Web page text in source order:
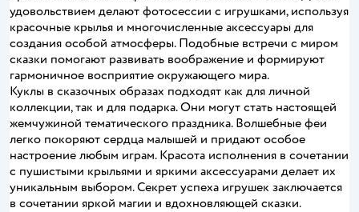
удовольствием делают фотосессии с игрушками, используя
красочные крылья и многочисленные аксессуары для
создания особой атмосферы. Подобные встречи с миром
сказки помогают развивать воображение и формируют
гармоничное восприятие окружающего мира.
Куклы в сказочных образах подходят как для личной
коллекции, так и для подарка. Они могут стать настоящей
жемчужиной тематического праздника. Волшебные феи
легко покоряют сердца малышей и придают особое
настроение любым играм. Красота исполнения в сочетании
с пушистыми крыльями и яркими аксессуарами делает их
уникальным выбором. Секрет успеха игрушек заключается
в сочетании яркой магии и вдохновляющей сказки.